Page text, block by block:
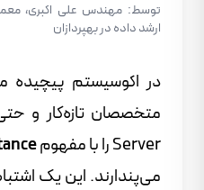
توسط: مهندس علی اکبری،
ارشد داده در بهپردازان
در اکوسیستم پیچیده
Server را با مفهوم
می‌پندارند. این یک